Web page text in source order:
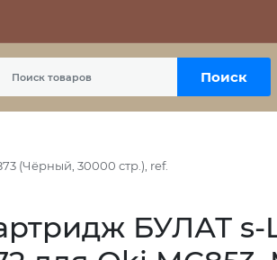
Поиск
(Чёрный, 30000 стр.), ref.
БУЛАТ s-